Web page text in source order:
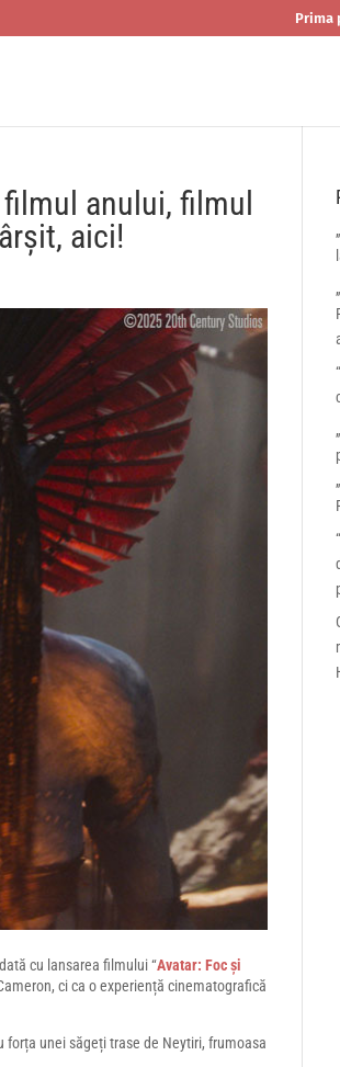
Prima
anului, filmul
aici!
cu lansarea filmului “Avatar: Foc și
ci ca o experiență cinematografică
forța unei săgeți trase de Neytiri, frumoasa